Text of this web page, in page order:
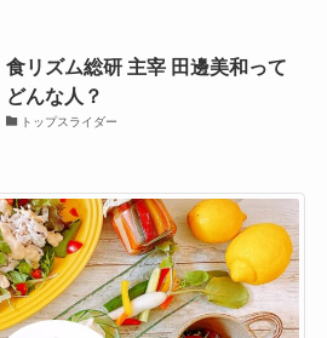
食リズム総研 主宰 田邊美和って
どんな人？
トップスライダー